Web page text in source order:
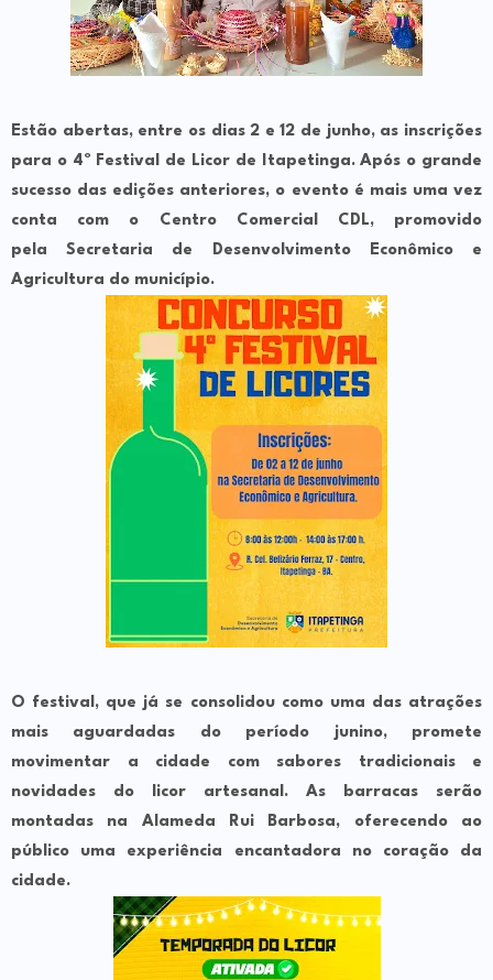
Estão abertas, entre os dias2 e 12 de junho, as inscrições
para o 4º Festival de Licor de Itapetinga. Após o grande
sucesso das edições anteriores, o evento é mais uma vez
conta com o Centro Comercial CDL, promovido
pelaSecretaria de Desenvolvimento Econômico e
Agricultura do município.
O festival, que já se consolidou como uma das atrações
mais aguardadas do período junino, promete
movimentar a cidade com sabores tradicionais e
novidades do licor artesanal. As barracas serão
montadas na Alameda Rui Barbosa, oferecendo ao
público uma experiência encantadora no coração da
cidade.